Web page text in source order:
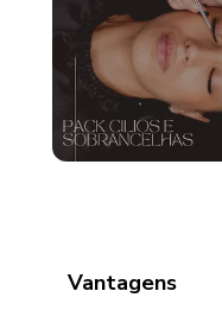
Vantagens